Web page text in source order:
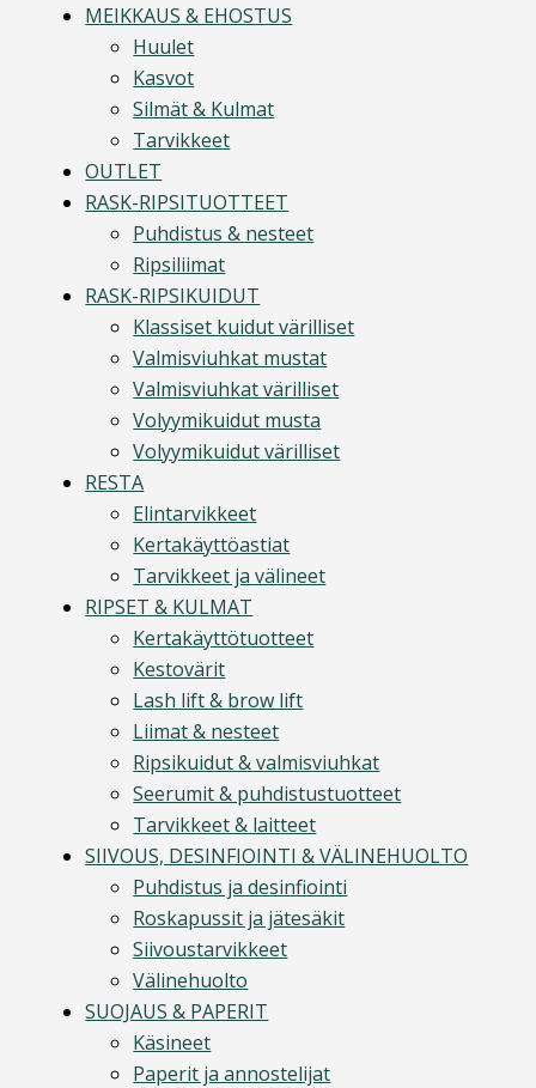
MEIKKAUS & EHOSTUS
Huulet
Kasvot
Silmät & Kulmat
Tarvikkeet
OUTLET
RASK-RIPSITUOTTEET
Puhdistus & nesteet
Ripsiliimat
RASK-RIPSIKUIDUT
Klassiset kuidut värilliset
Valmisviuhkat mustat
Valmisviuhkat värilliset
Volyymikuidut musta
Volyymikuidut värilliset
RESTA
Elintarvikkeet
Kertakäyttöastiat
Tarvikkeet ja välineet
RIPSET & KULMAT
Kertakäyttötuotteet
Kestovärit
Lash lift & brow lift
Liimat & nesteet
Ripsikuidut & valmisviuhkat
Seerumit & puhdistustuotteet
Tarvikkeet & laitteet
SIIVOUS, DESINFIOINTI & VÄLINEHUOLTO
Puhdistus ja desinfiointi
Roskapussit ja jätesäkit
Siivoustarvikkeet
Välinehuolto
SUOJAUS & PAPERIT
Käsineet
Paperit ja annostelijat